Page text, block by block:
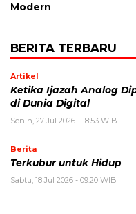
Modern
BERITA TERBARU
Artikel
Ketika Ijazah Analog
di Dunia Digital
Senin, 27 Jul 2026 - 18:53 WIB
Berita
Terkubur untuk Hidup
Sabtu, 18 Jul 2026 - 09:20 WIB